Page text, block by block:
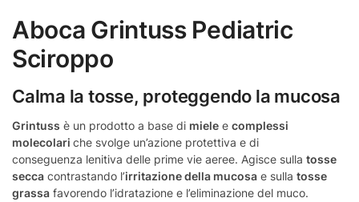
Aboca Grintuss Pediatric
Sciroppo
Calma la tosse, proteggendo la mucosa
Grintuss è un prodotto a base di miele e complessi
molecolari che svolge un’azione protettiva e di
conseguenza lenitiva delle prime vie aeree. Agisce sulla tosse
secca contrastando l’irritazione della mucosa e sulla tosse
grassa favorendo l’idratazione e l’eliminazione del muco.